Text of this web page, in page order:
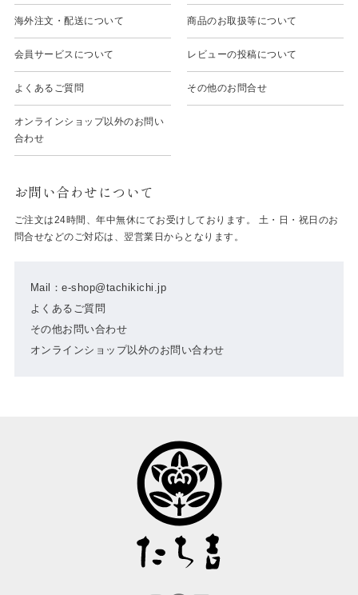
海外注文・配送について 商品のお取扱等について
会員サービスについて レビューの投稿について
よくあるご質問 その他のお問合せ
オンラインショップ以外のお問い
合わせ
お問い合わせについて
Mail：e-shop@tachikichi.jp
よくあるご質問
その他お問い合わせ
オンラインショップ以外のお問い合わせ
ご注文は24時間、年中無休にてお受けしております。 土・日・祝日のお
問合せなどのご対応は、翌営業日からとなります。